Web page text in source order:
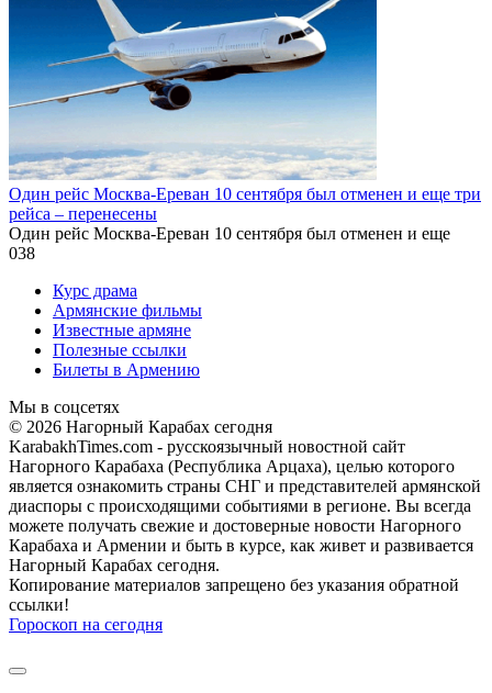
Один рейс Москва-Ереван 10 сентября был отменен и еще три
рейса – перенесены
Один рейс Москва-Ереван 10 сентября был отменен и еще
038
Курс драма
Армянские фильмы
Известные армяне
Полезные ссылки
Билеты в Армению
Мы в соцсетях
© 2026 Нагорный Карабах сегодня
KarabakhTimes.com - русскоязычный новостной сайт
Нагорного Карабаха (Республика Арцаха), целью которого
является ознакомить страны СНГ и представителей армянской
диаспоры с происходящими событиями в регионе. Вы всегда
можете получать свежие и достоверные новости Нагорного
Карабаха и Армении и быть в курсе, как живет и развивается
Нагорный Карабах сегодня.
Копирование материалов запрещено без указания обратной
ссылки!
Гороскоп на сегодня